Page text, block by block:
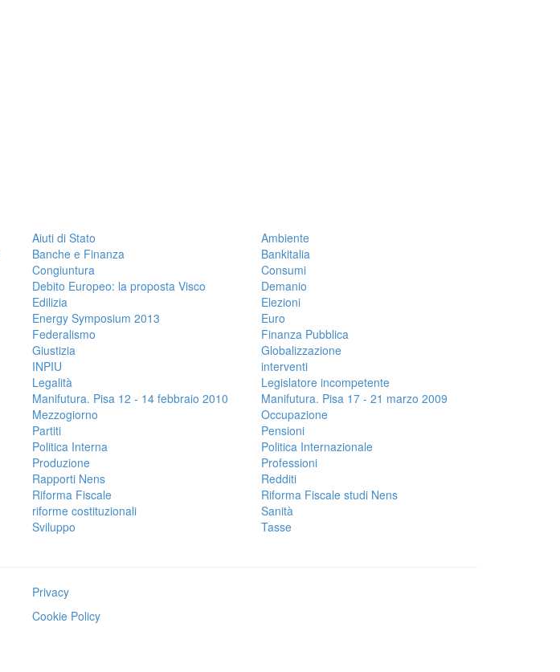
Aiuti di Stato
Ambiente
Banche e Finanza
Bankitalia
Congiuntura
Consumi
Debito Europeo: la proposta Visco
Demanio
Edilizia
Elezioni
Energy Symposium 2013
Euro
Federalismo
Finanza Pubblica
Giustizia
Globalizzazione
INPIU
interventi
Legalità
Legislatore incompetente
Manifutura. Pisa 12 - 14 febbraio 2010
Manifutura. Pisa 17 - 21 marzo 2009
Mezzogiorno
Occupazione
Partiti
Pensioni
Politica Interna
Politica Internazionale
Produzione
Professioni
Rapporti Nens
Redditi
Riforma Fiscale
Riforma Fiscale studi Nens
riforme costituzionali
Sanità
Sviluppo
Tasse
Privacy
Cookie Policy